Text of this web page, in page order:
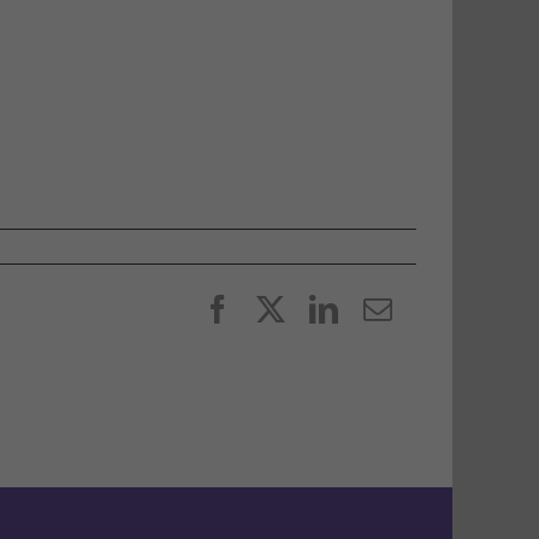
FacebookLinkedIn
E-